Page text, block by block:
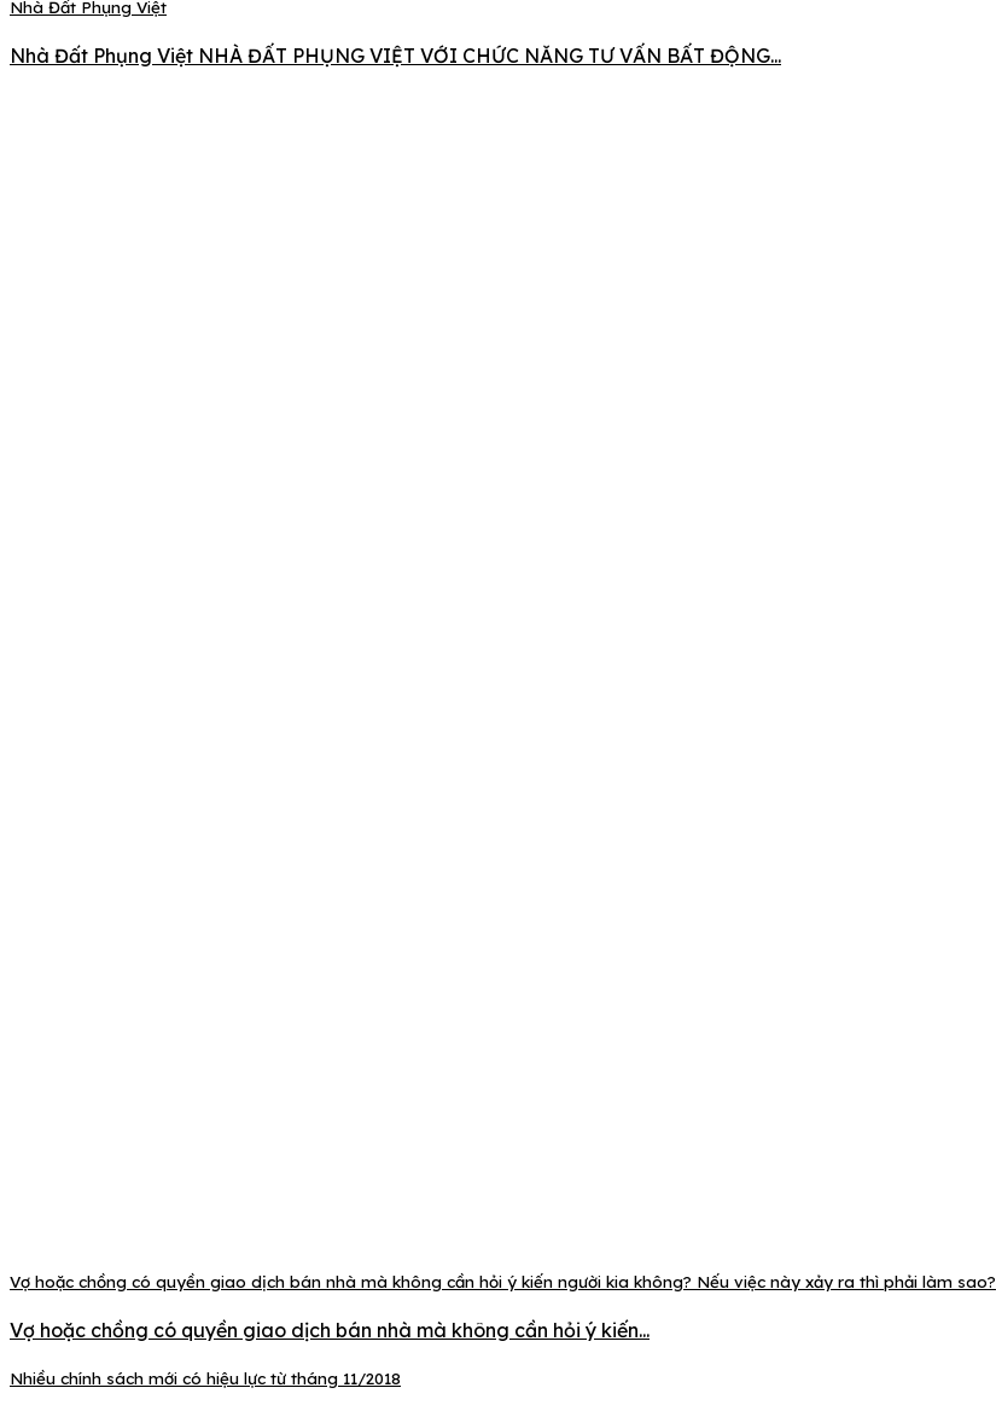
Nhà Đất Phụng Việt
Nhà Đất Phụng Việt NHÀ ĐẤT PHỤNG VIỆT VỚI CHỨC NĂNG TƯ VẤN BẤT ĐỘNG...
Vợ hoặc chồng có quyền giao dịch bán nhà mà không cần hỏi ý kiến người kia không? Nếu việc này xảy ra thì phải làm sao?
Vợ hoặc chồng có quyền giao dịch bán nhà mà không cần hỏi ý kiến...
Nhiều chính sách mới có hiệu lực từ tháng 11/2018